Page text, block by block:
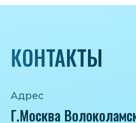
iceicemarket@yandex.ru